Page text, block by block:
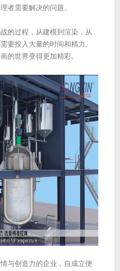
者需要解决的问题。
的过程，从建模到渲染，从
要投入大量的时间和精力。
的世界变得更加精彩。
与创造力的企业，自成立便